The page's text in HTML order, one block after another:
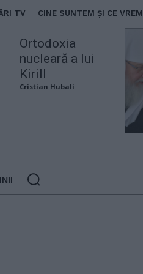
TV CINE SUNTEM ȘI CE VREM
Ortodoxia
nucleară a lui
Kirill
Cristian Hubali